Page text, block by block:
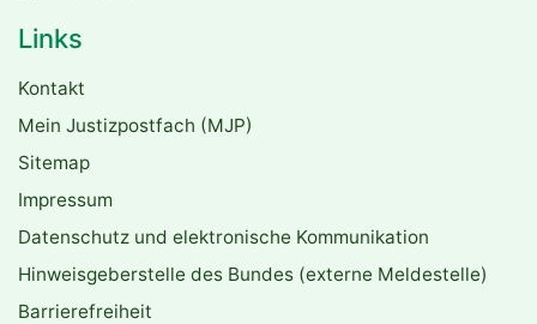
Links
Kontakt
Mein Justizpostfach (MJP)
Sitemap
Impressum
Datenschutz und elektronische Kommunikation
Hinweisgeberstelle des Bundes (externe Meldestelle)
Barrierefreiheit